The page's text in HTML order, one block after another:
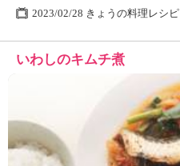
2023/02/28 きょうの料理レシピ
いわしのキムチ煮